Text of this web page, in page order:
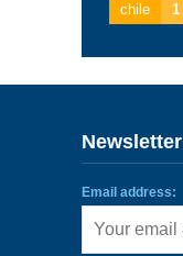
chile 1
Newsletter
Email address: